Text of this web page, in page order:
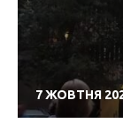
7 ЖОВТНЯ